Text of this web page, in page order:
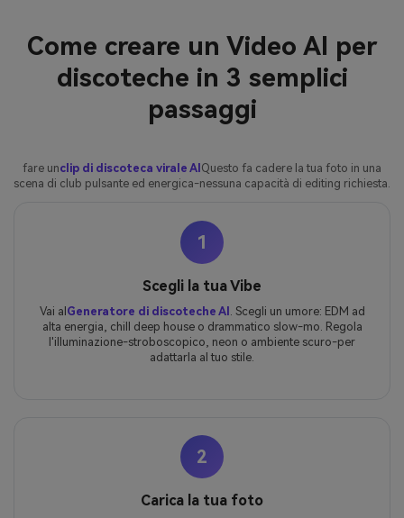
Come creare un Video AI per
discoteche in 3 semplici
passaggi
fare unclip di discoteca virale AIQuesto fa cadere la tua foto in una
scena di club pulsante ed energica-nessuna capacità di editing richiesta.
1
Scegli la tua Vibe
Vai alGeneratore di discoteche AI . Scegli un umore: EDM ad
alta energia, chill deep house o drammatico slow-mo. Regola
l'illuminazione-stroboscopico, neon o ambiente scuro-per
adattarla al tuo stile.
2
Carica la tua foto